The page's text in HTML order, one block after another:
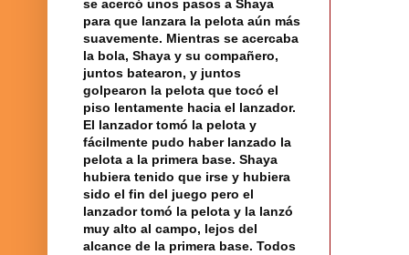
se acercó unos pasos a Shaya
para que lanzara la pelota aún más
suavemente. Mientras se acercaba
la bola, Shaya y su compañero,
juntos batearon, y juntos
golpearon la pelota que tocó el
piso lentamente hacia el lanzador.
El lanzador tomó la pelota y
fácilmente pudo haber lanzado la
pelota a la primera base. Shaya
hubiera tenido que irse y hubiera
sido el fin del juego pero el
lanzador tomó la pelota y la lanzó
muy alto al campo, lejos del
alcance de la primera base. Todos